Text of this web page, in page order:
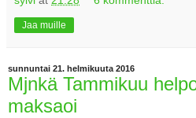
Jaa muille
sunnuntai 21. helmikuuta 2016
Mjnkä Tammikuu
maksaoi